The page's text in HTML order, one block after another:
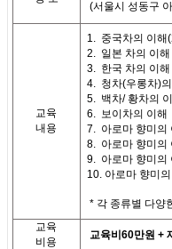
(서울시 성동구
교육
내용
1. 중국차의 이해
2. 일본 차의 이해
3. 한국 차의 이해
4. 청차(우롱차)
5. 백차/ 황차의
6. 보이차의 이해
7. 아로마 향미의
8. 아로마 향미의
9. 아로마 향미의
10. 아로마 향미
* 각 종류별 다양
교육
비용
교육비 60만원 +